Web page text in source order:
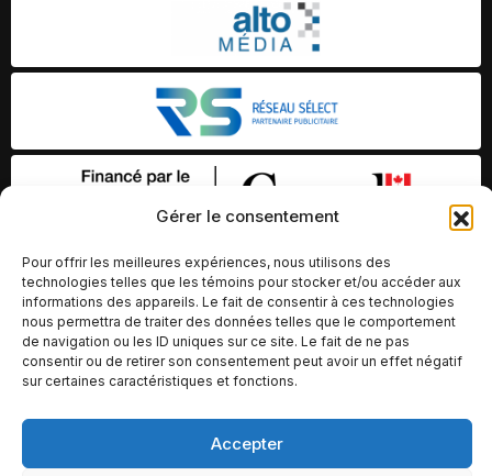
Gérer le consentement
Pour offrir les meilleures expériences, nous utilisons des
technologies telles que les témoins pour stocker et/ou accéder aux
informations des appareils. Le fait de consentir à ces technologies
nous permettra de traiter des données telles que le comportement
de navigation ou les ID uniques sur ce site. Le fait de ne pas
consentir ou de retirer son consentement peut avoir un effet négatif
sur certaines caractéristiques et fonctions.
Accepter
© Copyright 2026 – Altomédia Inc |
Ce site internet a été conçu et développé par Chameleon Ideas